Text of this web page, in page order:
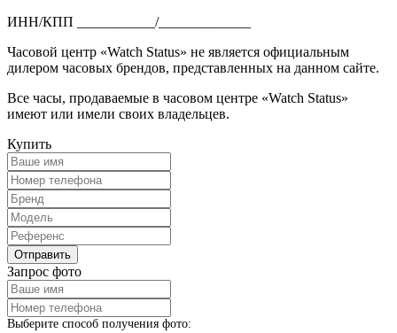
ИНН/КПП ___________/_____________
Часовой центр «Watch Status» не является официальным
дилером часовых брендов, представленных на данном сайте.
Все часы, продаваемые в часовом центре «Watch Status»
имеют или имели своих владельцев.
Купить
Запрос фото
Выберите способ получения фото: